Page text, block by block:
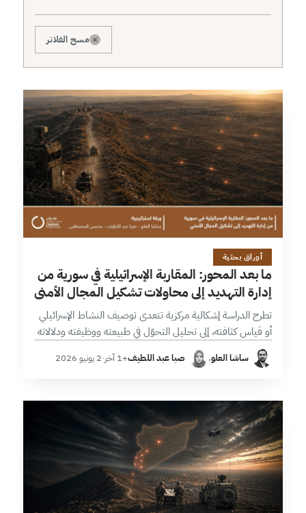
× مسح الفلاتر
51 دقائق
أوراق بحثية
ما بعد المحور: المقاربة الإسرائيلية في سورية من
إدارة التهديد إلى محاولات تشكيل المجال الأمني
تطرح الدراسة إشكالية مركزية تتعدى توصيف النشاط الإسرائيلي
أو قياس كثافته، إلى تحليل التحوّل في طبيعته ووظيفته ودلالاته
الاستراتيجية. وتعتمد في هذا السياق؛ منهجية تجمع بين الرصد
الكمي والتحليل النوعي،…
ساشا العلو، صبا عبد اللطيف+1 آخر ·2 يونيو 2026